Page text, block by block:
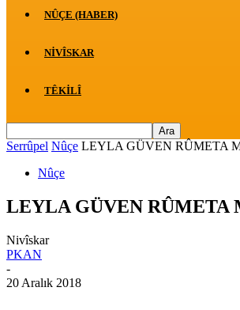
NÛÇE (HABER)
NIVÎSKAR
TÊKILÎ
Serrûpel Nûçe LEYLA GÜVEN RÛMETA
Nûçe
LEYLA GÜVEN RÛMETA
Nivîskar
PKAN
-
20 Aralık 2018